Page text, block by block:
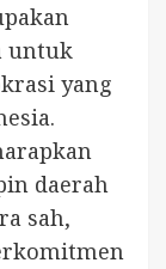
untuk
yang
daerah
sah,